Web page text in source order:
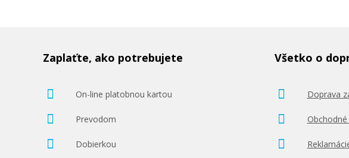
Zaplaťte, ako potrebujete
On-line platobnou kartou
Prevodom
Dobierkou
Všetko o
Doprava